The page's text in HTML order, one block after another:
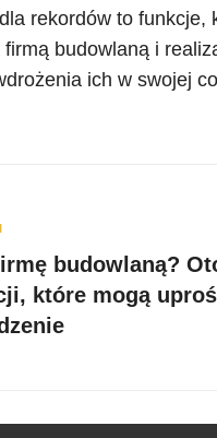
rekordów to
firmą budowlaną i
ich w swojej
budowlaną?
które mogą